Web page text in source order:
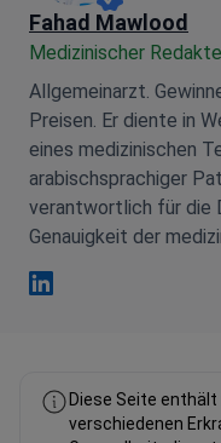
Fahad Mawlood
Medizinischer
Allgemeinarzt.
Preisen. Er diente in
eines medizinischen
arabischsprachiger
verantwortlich für die
Genauigkeit der
Diese Seite
verschiedenen